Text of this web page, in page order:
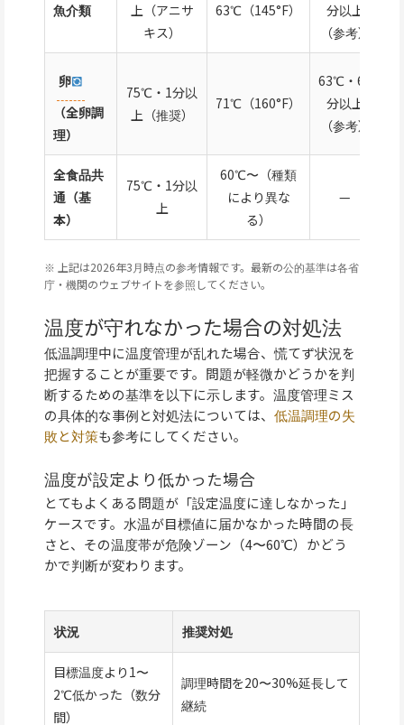
魚介類
上（アニサ
キス）
63℃（145°F）
分以上
（参考）
卵
（全卵調
理）
75℃・1分以
上（推奨）
71℃（160°F）
63℃・60
分以上
（参考）
全食品共
通（基
本）
75℃・1分以
上
60℃〜（種類
により異な
る）
—
※ 上記は2026年3月時点の参考情報です。最新の公的基準は各省
庁・機関のウェブサイトを参照してください。
温度が守れなかった場合の対処法
低温調理中に温度管理が乱れた場合、慌てず状況を
把握することが重要です。問題が軽微かどうかを判
断するための基準を以下に示します。温度管理ミス
の具体的な事例と対処法については、 低温調理の失
敗と対策も参考にしてください。
温度が設定より低かった場合
とてもよくある問題が「設定温度に達しなかった」
ケースです。水温が目標値に届かなかった時間の長
さと、その温度帯が危険ゾーン（4〜60℃）かどう
かで判断が変わります。
状況 推奨対処
目標温度より1〜
2℃低かった（数分
間）
調理時間を20〜30%延長して
継続